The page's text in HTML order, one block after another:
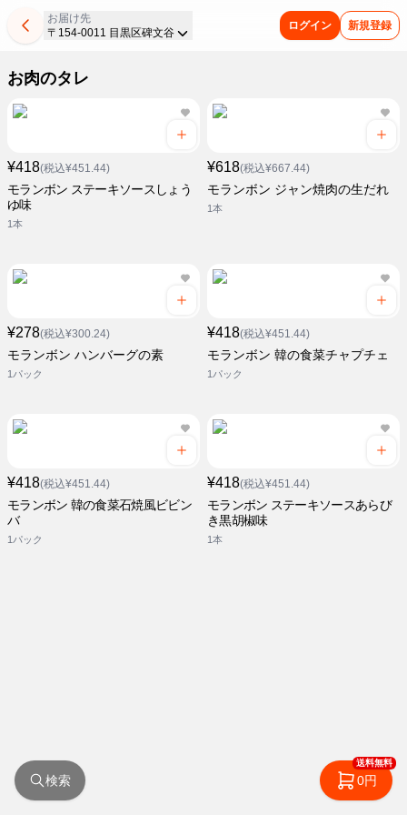
お届け先
〒154-0011 目黒区碑文谷
ログイン 新規登録
お肉のタレ
¥418(税込¥451.44)
モランボン ステーキソースしょう
ゆ味
1本
¥618(税込¥667.44)
モランボン ジャン焼肉の生だれ
1本
¥278(税込¥300.24)
モランボン ハンバーグの素
1パック
¥418(税込¥451.44)
モランボン 韓の食菜チャプチェ
1パック
¥418(税込¥451.44)
モランボン 韓の食菜石焼風ビビン
バ
1パック
¥418(税込¥451.44)
モランボン ステーキソースあらび
き黒胡椒味
1本
検索
送料無料
0円